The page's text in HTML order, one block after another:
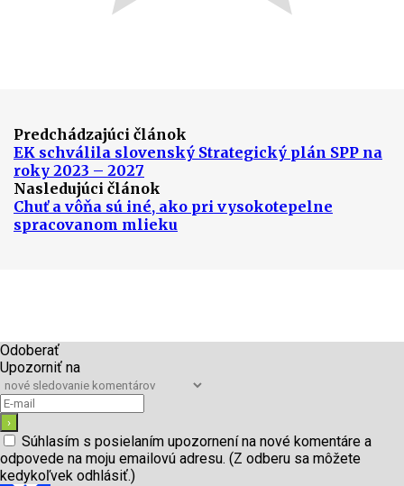
Predchádzajúci článok
EK schválila slovenský Strategický plán SPP na
roky 2023 – 2027
Nasledujúci článok
Chuť a vôňa sú iné, ako pri vysokotepelne
spracovanom mlieku
Odoberať
Upozorniť na
Súhlasím s posielaním upozornení na nové komentáre a
odpovede na moju emailovú adresu. (Z odberu sa môžete
kedykoľvek odhlásiť.)